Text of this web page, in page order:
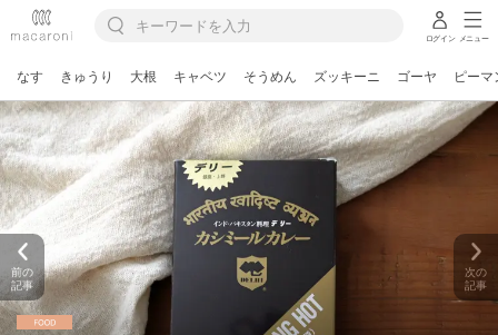
ログイン メニュー
なす きゅうり 大根 キャベツ そうめん ズッキーニ ゴーヤ ピーマ
前の
記事
次の
記事